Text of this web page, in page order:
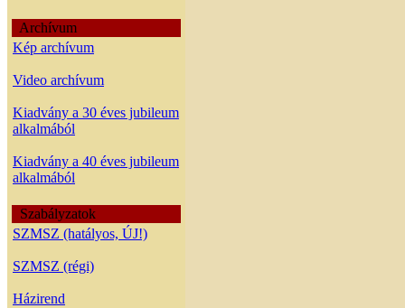
Archívum
Kép archívum
Video archívum
Kiadvány a 30 éves jubileum
alkalmából
Kiadvány a 40 éves jubileum
alkalmából
Szabályzatok
SZMSZ (hatályos, ÚJ!)
SZMSZ (régi)
Házirend